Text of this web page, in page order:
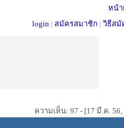
หน้า
login | สมัครสมาชิก | วิธีสมั
ความเห็น: 97 - [17 มี.ค.